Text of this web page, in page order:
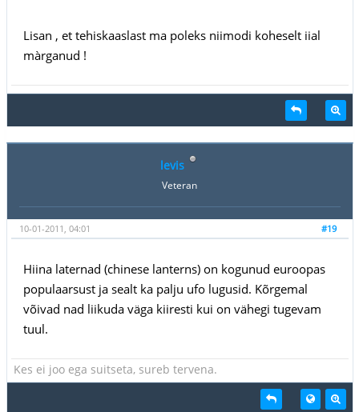
Lisan , et tehiskaaslast ma poleks niimodi koheselt iial
màrganud !
levis
Veteran
#19
10-01-2011, 04:01
Hiina laternad (chinese lanterns) on kogunud euroopas
populaarsust ja sealt ka palju ufo lugusid. Kõrgemal
võivad nad liikuda väga kiiresti kui on vähegi tugevam
tuul.
Kes ei joo ega suitseta, sureb tervena.